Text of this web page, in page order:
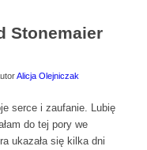
Stonemaier
Alicja Olejniczak
serce i zaufanie. Lubię
do tej pory we
ukazała się kilka dni